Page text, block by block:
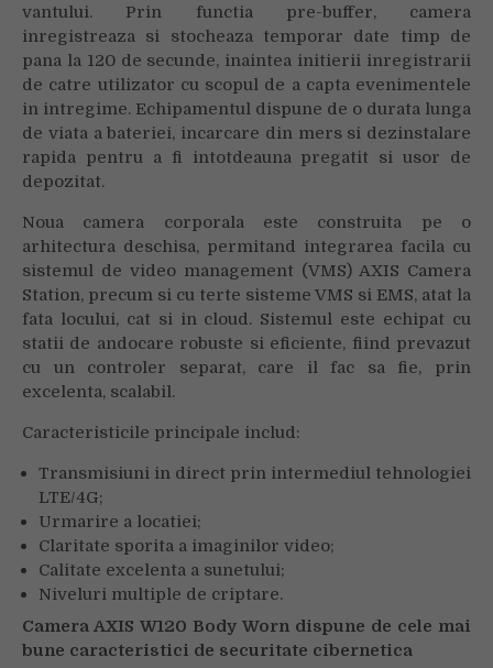
vantului. Prin functia pre-buffer, camera
inregistreaza si stocheaza temporar date timp de
pana la 120 de secunde, inaintea initierii inregistrarii
de catre utilizator cu scopul de a capta evenimentele
in intregime. Echipamentul dispune de o durata lunga
de viata a bateriei, incarcare din mers si dezinstalare
rapida pentru a fi intotdeauna pregatit si usor de
depozitat.
Noua camera corporala este construita pe o
arhitectura deschisa, permitand integrarea facila cu
sistemul de video management (VMS) AXIS Camera
Station, precum si cu terte sisteme VMS si EMS, atat la
fata locului, cat si in cloud. Sistemul este echipat cu
statii de andocare robuste si eficiente, fiind prevazut
cu un controler separat, care il fac sa fie, prin
excelenta, scalabil.
Caracteristicile principale includ:
Transmisiuni in direct prin intermediul tehnologiei
LTE/4G;
Urmarire a locatiei;
Claritate sporita a imaginilor video;
Calitate excelenta a sunetului;
Niveluri multiple de criptare.
Camera AXIS W120 Body Worn dispune de cele mai
bune caracteristici de securitate cibernetica